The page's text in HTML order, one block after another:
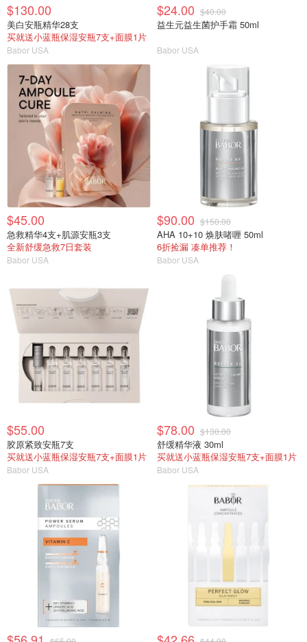
$130.00
美白安瓶精华28支
买就送小蓝瓶保湿安瓶7支+面膜1片
Babor USA
$24.00 $40.00
益生元益生菌护手霜 50ml
Babor USA
$45.00
急救精华4支+肌源安瓶3支
全新舒缓急救7日套装
Babor USA
$90.00 $150.00
AHA 10+10 焕肤啫喱 50ml
6折捡漏 凑单推荐！
Babor USA
$55.00
胶原紧致安瓶7支
买就送小蓝瓶保湿安瓶7支+面膜1片
Babor USA
$78.00 $130.00
舒缓精华液 30ml
买就送小蓝瓶保湿安瓶7支+面膜1片
Babor USA